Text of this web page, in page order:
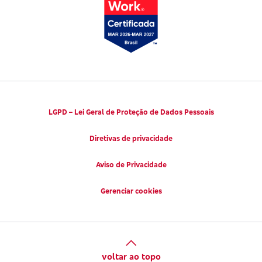
LGPD – Lei Geral de Proteção de Dados Pessoais
Diretivas de privacidade
Aviso de Privacidade
Gerenciar cookies
voltar ao topo